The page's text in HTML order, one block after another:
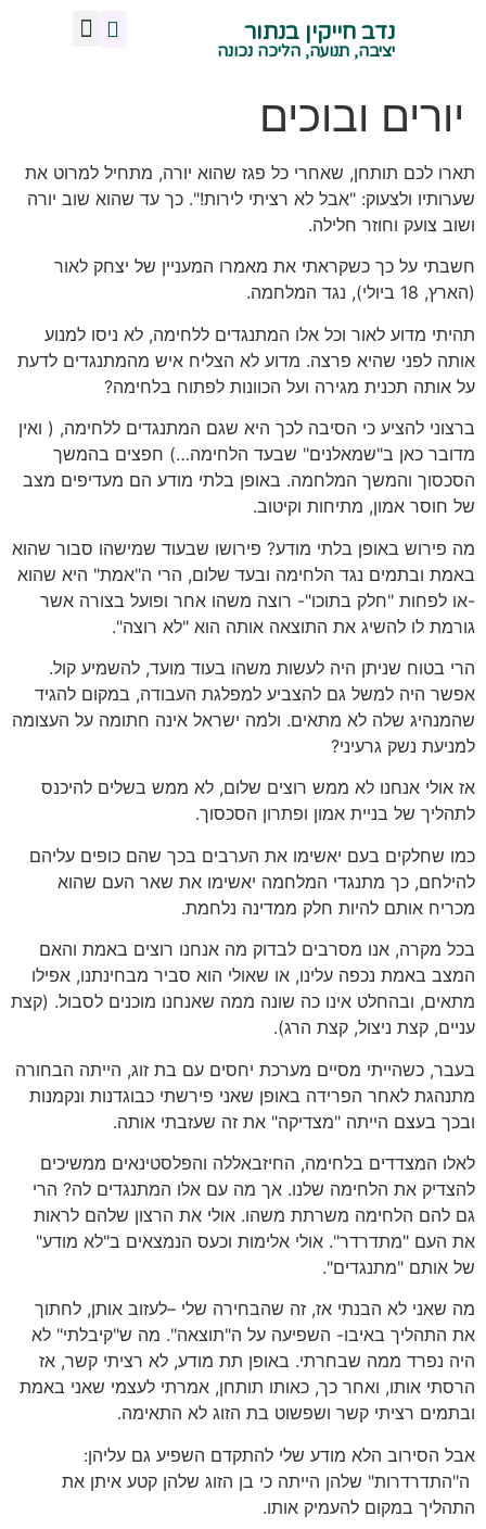
נדב חייקין בנתור
יציבה, תנועה, הליכה נכונה
יורים ובוכים
תארו לכם תותחן, שאחרי כל פגז שהוא יורה, מתחיל למרוט את
שערותיו ולצעוק: "אבל לא רציתי לירות!". כך עד שהוא שוב יורה
ושוב צועק וחוזר חלילה.
חשבתי על כך כשקראתי את מאמרו המעניין של יצחק לאור
(הארץ, 18 ביולי), נגד המלחמה.
תהיתי מדוע לאור וכל אלו המתנגדים ללחימה, לא ניסו למנוע
אותה לפני שהיא פרצה. מדוע לא הצליח איש מהמתנגדים לדעת
על אותה תכנית מגירה ועל הכוונות לפתוח בלחימה?
ברצוני להציע כי הסיבה לכך היא שגם המתנגדים ללחימה, ( ואין
מדובר כאן ב"שמאלנים" שבעד הלחימה…) חפצים בהמשך
הסכסוך והמשך המלחמה. באופן בלתי מודע הם מעדיפים מצב
של חוסר אמון, מתיחות וקיטוב.
מה פירוש באופן בלתי מודע? פירושו שבעוד שמישהו סבור שהוא
באמת ובתמים נגד הלחימה ובעד שלום, הרי ה"אמת" היא שהוא
-או לפחות "חלק בתוכו"- רוצה משהו אחר ופועל בצורה אשר
גורמת לו להשיג את התוצאה אותה הוא "לא רוצה".
הרי בטוח שניתן היה לעשות משהו בעוד מועד, להשמיע קול.
אפשר היה למשל גם להצביע למפלגת העבודה, במקום להגיד
שהמנהיג שלה לא מתאים. ולמה ישראל אינה חתומה על העצומה
למניעת נשק גרעיני?
אז אולי אנחנו לא ממש רוצים שלום, לא ממש בשלים להיכנס
לתהליך של בניית אמון ופתרון הסכסוך.
כמו שחלקים בעם יאשימו את הערבים בכך שהם כופים עליהם
להילחם, כך מתנגדי המלחמה יאשימו את שאר העם שהוא
מכריח אותם להיות חלק ממדינה נלחמת.
בכל מקרה, אנו מסרבים לבדוק מה אנחנו רוצים באמת והאם
המצב באמת נכפה עלינו, או שאולי הוא סביר מבחינתנו, אפילו
מתאים, ובהחלט אינו כה שונה ממה שאנחנו מוכנים לסבול. (קצת
עניים, קצת ניצול, קצת הרג).
בעבר, כשהייתי מסיים מערכת יחסים עם בת זוג, הייתה הבחורה
מתנהגת לאחר הפרידה באופן שאני פירשתי כבוגדנות ונקמנות
ובכך בעצם הייתה "מצדיקה" את זה שעזבתי אותה.
לאלו המצדדים בלחימה, החיזבאללה והפלסטינאים ממשיכים
להצדיק את הלחימה שלנו. אך מה עם אלו המתנגדים לה? הרי
גם להם הלחימה משרתת משהו. אולי את הרצון שלהם לראות
את העם "מתדרדר". אולי אלימות וכעס הנמצאים ב"לא מודע"
של אותם "מתנגדים".
מה שאני לא הבנתי אז, זה שהבחירה שלי –לעזוב אותן, לחתוך
את התהליך באיבו- השפיעה על ה"תוצאה". מה ש"קיבלתי" לא
היה נפרד ממה שבחרתי. באופן תת מודע, לא רציתי קשר, אז
הרסתי אותו, ואחר כך, כאותו תותחן, אמרתי לעצמי שאני באמת
ובתמים רציתי קשר ושפשוט בת הזוג לא התאימה.
אבל הסירוב הלא מודע שלי להתקדם השפיע גם עליהן:
ה"התדרדרות" שלהן הייתה כי בן הזוג שלהן קטע איתן את
התהליך במקום להעמיק אותו.